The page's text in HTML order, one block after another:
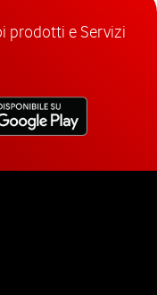
prodotti e Servizi